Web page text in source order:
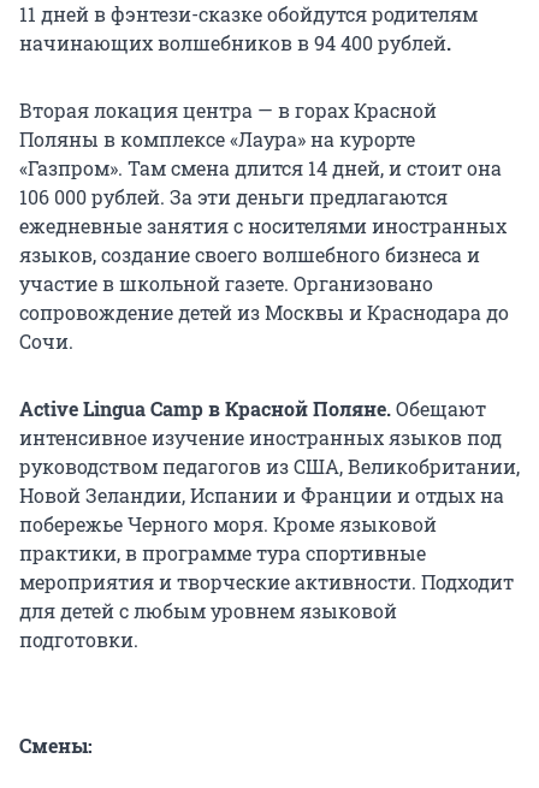
11 дней в фэнтези-сказке обойдутся родителям
начинающих волшебников в94 400рублей.
Вторая локация центра — в горах Красной
Поляны в комплексе «Лаура» на курорте
«Газпром». Там смена длится 14 дней, и стоит она
106 000рублей. За эти деньги предлагаются
ежедневные занятия с носителями иностранных
языков, создание своего волшебного бизнеса и
участие в школьной газете. Организовано
сопровождение детей из Москвы и Краснодара до
Сочи.
Active Lingua Camp в Красной Поляне.Обещают
интенсивное изучение иностранных языков под
руководством педагогов из США, Великобритании,
Новой Зеландии, Испании и Франции и отдых на
побережье Черного моря. Кроме языковой
практики, в программе тура спортивные
мероприятия и творческие активности. Подходит
для детей с любым уровнем языковой
подготовки.
Смены: